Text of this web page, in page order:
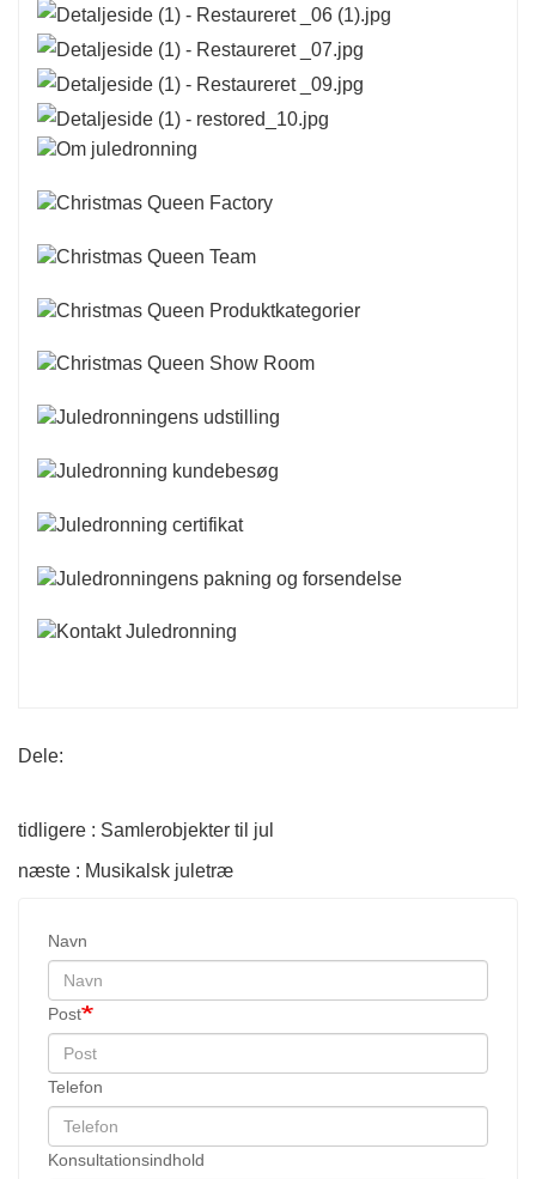
Dele:
tidligere : Samlerobjekter til jul
næste : Musikalsk juletræ
Navn
Post
Telefon
Konsultationsindhold